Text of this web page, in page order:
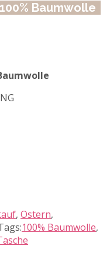
Baumwolle
, Ostern,
100% Baumwolle,